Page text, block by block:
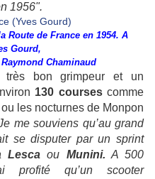
1956".
de France en 1954. A
Gourd,
Chaminaud
bon grimpeur et un
130 coursescomme
les nocturnes de Monpon
me souviens qu’au grand
se disputer par un sprint
Lesca ou Munini. A 500
qu’un scooter